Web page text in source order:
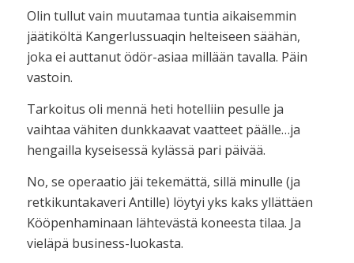
Olin tullut vain muutamaa tuntia aikaisemmin
jäätiköltä Kangerlussuaqin helteiseen säähän,
joka ei auttanut ödör-asiaa millään tavalla. Päin
vastoin.
Tarkoitus oli mennä heti hotelliin pesulle ja
vaihtaa vähiten dunkkaavat vaatteet päälle…ja
hengailla kyseisessä kylässä pari päivää.
No, se operaatio jäi tekemättä, sillä minulle (ja
retkikuntakaveri Antille) löytyi yks kaks yllättäen
Kööpenhaminaan lähtevästä koneesta tilaa. Ja
vieläpä business-luokasta.